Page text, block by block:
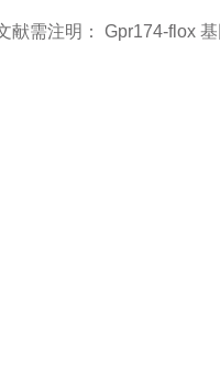
献需注明： Gpr174-flox